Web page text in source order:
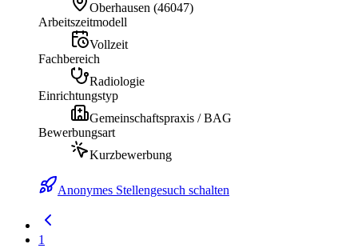
Oberhausen (46047)
Arbeitszeitmodell
Vollzeit
Fachbereich
Radiologie
Einrichtungstyp
Gemeinschaftspraxis / BAG
Bewerbungsart
Kurzbewerbung
Anonymes Stellengesuch schalten
1